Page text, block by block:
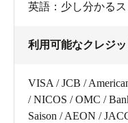
英語：少し分かるス
利用可能なクレジ
VISA / JCB /
/ NICOS / OMC /
Saison / AEON /